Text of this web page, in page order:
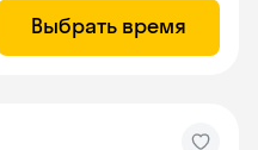
Выбрать время